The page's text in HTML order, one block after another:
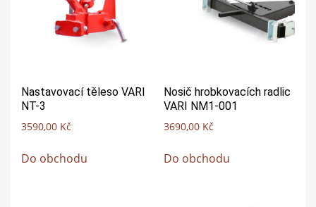
Nastavovací těleso VARI
NT-3
3590,00 Kč
Do obchodu
Nosič hrobkovacích radlic
VARI NM1-001
3690,00 Kč
Do obchodu